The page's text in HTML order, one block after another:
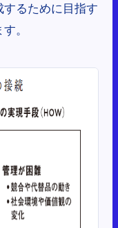
るために目指す
。